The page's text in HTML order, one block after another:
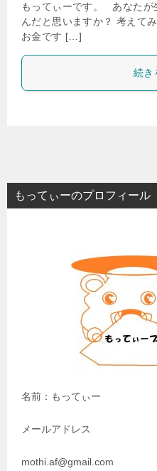
もってぃーです。 あなたが
んだと思いますか？ 考
お金です […]
続き
もってぃーのプロフィール
名前：もってぃー
メールアドレス
mothi.af@gmail.com